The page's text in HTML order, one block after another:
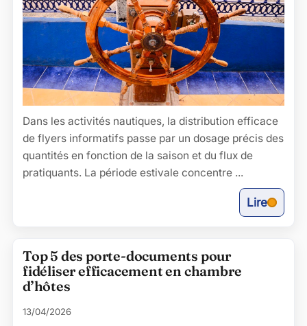
Dans les activités nautiques, la distribution efficace
de flyers informatifs passe par un dosage précis des
quantités en fonction de la saison et du flux de
pratiquants. La période estivale concentre ...
Lire
Top 5 des porte-documents pour
fidéliser efficacement en chambre
d’hôtes
13/04/2026